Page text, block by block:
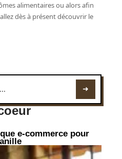
alimentaires ou alors afin
dès à présent découvrir le
e-commerce pour